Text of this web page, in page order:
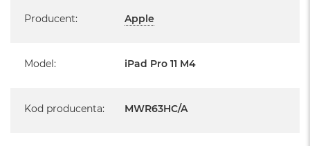
- lub nowszy, z darmową aktualizacją.
Producent: Apple
Model: iPad Pro 11 M4
Kod producenta: MWR63HC/A